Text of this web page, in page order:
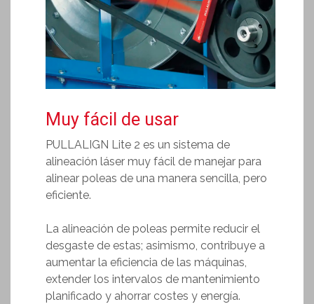
Muy fácil de usar
PULLALIGN Lite 2 es un sistema de
alineación láser muy fácil de manejar para
alinear poleas de una manera sencilla, pero
eficiente.
La alineación de poleas permite reducir el
desgaste de estas; asimismo, contribuye a
aumentar la eficiencia de las máquinas,
extender los intervalos de mantenimiento
planificado y ahorrar costes y energía.